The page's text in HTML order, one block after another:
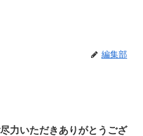
編集部
尽力いただきありがとうござ